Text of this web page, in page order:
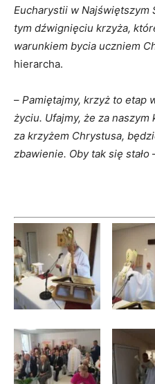
Eucharystii w Najświętszym
tym dźwignięciu krzyża,
warunkiem bycia uczniem
hierarcha.
– Pamiętajmy, krzyż to etap
życiu. Ufajmy, że za naszym
za krzyżem Chrystusa,
zbawienie. Oby tak się stało